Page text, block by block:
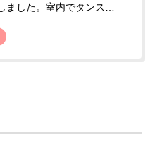
ました。室内でタンスを
何も盗らずにその場を立
、自宅から多数の下着が
余罪の追及も懸念される